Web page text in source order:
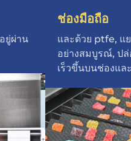
ยู่ผ่าน
ช่องมือถือ
และด้วย ptfe, แ
อย่างสมบูรณ์, ป
เร็วขึ้นบนช่องแ